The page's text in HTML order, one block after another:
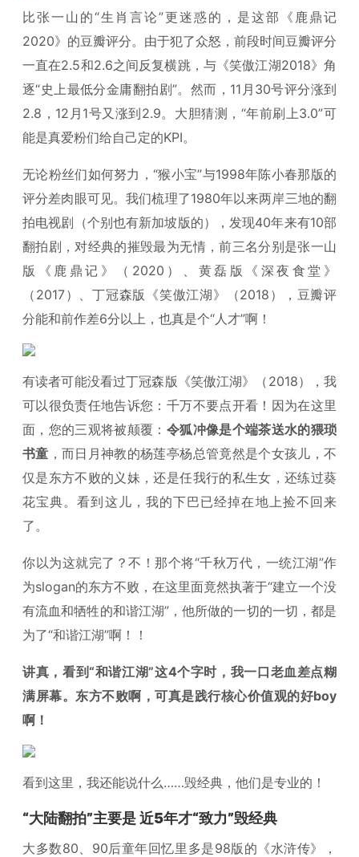
比张一山的“生肖言论”更迷惑的，是这部《鹿鼎记
2020》的豆瓣评分。由于犯了众怒，前段时间豆瓣评分
一直在2.5和2.6之间反复横跳，与《笑傲江湖2018》角
逐“史上最低分金庸翻拍剧”。然而，11月30号评分涨到
2.8，12月1号又涨到2.9。大胆猜测，“年前刷上3.0”可
能是真爱粉们给自己定的KPI。
无论粉丝们如何努力，“猴小宝”与1998年陈小春那版的
评分差肉眼可见。我们梳理了1980年以来两岸三地的翻
拍电视剧（个别也有新加坡版的），发现40年来有10部
翻拍剧，对经典的摧毁最为无情，前三名分别是张一山
版《鹿鼎记》（2020）、黄磊版《深夜食堂》
（2017）、丁冠森版《笑傲江湖》（2018），豆瓣评
分能和前作差6分以上，也真是个“人才”啊！
有读者可能没看过丁冠森版《笑傲江湖》（2018），我
可以很负责任地告诉您：千万不要点开看！因为在这里
面，您的三观将被颠覆： 令狐冲像是个端茶送水的猥琐
书童 ，而日月神教的杨莲亭杨总管竟然是个女孩儿，不
仅是东方不败的义妹，还是任我行的私生女，还练过葵
花宝典。看到这儿，我的下巴已经掉在地上捡不回来
了。
你以为这就完了？不！那个将“千秋万代，一统江湖”作
为slogan的东方不败，在这里面竟然执著于“建立一个没
有流血和牺牲的和谐江湖”，他所做的一切的一切，都是
为了“和谐江湖”啊！！
讲真，看到“和谐江湖”这4个字时，我一口老血差点糊
满屏幕。东方不败啊，可真是践行核心价值观的好boy
啊！
看到这里，我还能说什么……毁经典，他们是专业的！
“大陆翻拍”主要是 近5年才“致力”毁经典
大多数80、90后童年回忆里多是98版的《水浒传》，